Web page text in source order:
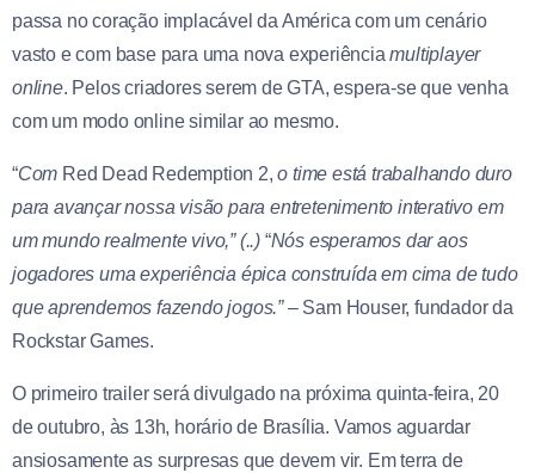
passa no coração implacável da América com um cenário
vasto e com base para uma nova experiênciamultiplayer
online. Pelos criadores serem de GTA, espera-se que venha
com um modo online similar ao mesmo.
“Com Red Dead Redemption 2,o time está trabalhando duro
para avançar nossa visão para entretenimento interativo em
um mundo realmente vivo,” (..) “Nós esperamos dar aos
jogadores uma experiência épica construída em cima de tudo
que aprendemos fazendo jogos.”– Sam Houser, fundador da
Rockstar Games.
O primeiro trailer será divulgado na próxima quinta-feira, 20
de outubro, às 13h, horário de Brasília. Vamos aguardar
ansiosamente as surpresas que devem vir. Em terra de